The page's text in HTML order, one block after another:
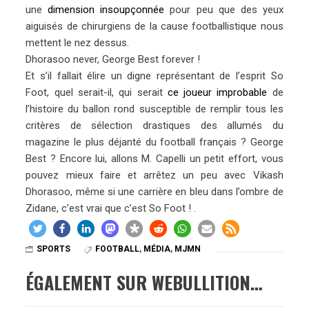
unedimension insoupçonnée pour peu que des yeux
aiguisés de chirurgiens de la cause footballistique nous
mettent le nez dessus.
Dhorasoo never, George Best forever !
Et s’il fallait élire un digne représentant de l’esprit So
Foot, quel serait-il, qui serait ce joueur improbable de
l’histoire du ballon rond susceptible de remplir tous les
critères de sélection drastiques des allumés du
magazine le plus déjanté du football français ? George
Best ? Encore lui, allons M. Capelli un petit effort, vous
pouvez mieux faire et arrêtez un peu avec Vikash
Dhorasoo, même si une carrière en bleu dans l’ombre de
Zidane, c’est vrai que c’est So Foot ! .
SPORTS FOOTBALL, MÉDIA, MJMN
ÉGALEMENT SUR WEBULLITION…